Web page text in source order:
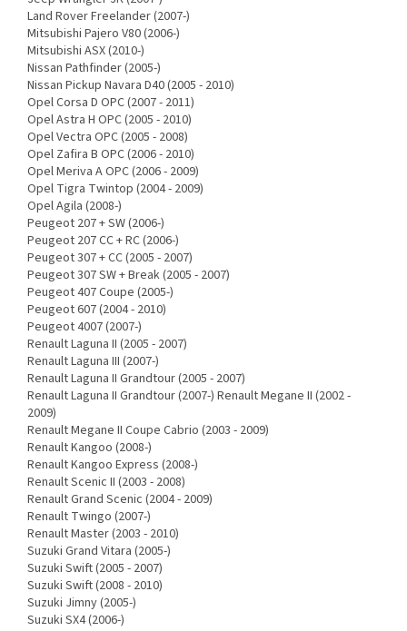
Land Rover Freelander (2007-)
Mitsubishi Pajero V80 (2006-)
Mitsubishi ASX (2010-)
Nissan Pathfinder (2005-)
Nissan Pickup Navara D40 (2005 - 2010)
Opel Corsa D OPC (2007 - 2011)
Opel Astra H OPC (2005 - 2010)
Opel Vectra OPC (2005 - 2008)
Opel Zafira B OPC (2006 - 2010)
Opel Meriva A OPC (2006 - 2009)
Opel Tigra Twintop (2004 - 2009)
Opel Agila (2008-)
Peugeot 207 + SW (2006-)
Peugeot 207 CC + RC (2006-)
Peugeot 307 + CC (2005 - 2007)
Peugeot 307 SW + Break (2005 - 2007)
Peugeot 407 Coupe (2005-)
Peugeot 607 (2004 - 2010)
Peugeot 4007 (2007-)
Renault Laguna II (2005 - 2007)
Renault Laguna III (2007-)
Renault Laguna II Grandtour (2005 - 2007)
Renault Laguna II Grandtour (2007-) Renault Megane II (2002 -
2009)
Renault Megane II Coupe Cabrio (2003 - 2009)
Renault Kangoo (2008-)
Renault Kangoo Express (2008-)
Renault Scenic II (2003 - 2008)
Renault Grand Scenic (2004 - 2009)
Renault Twingo (2007-)
Renault Master (2003 - 2010)
Suzuki Grand Vitara (2005-)
Suzuki Swift (2005 - 2007)
Suzuki Swift (2008 - 2010)
Suzuki Jimny (2005-)
Suzuki SX4 (2006-)